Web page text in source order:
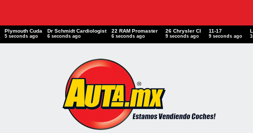
Plymouth Cuda
7 seconds ago
Dr Schmidt Cardiologist
8 seconds ago
22 RAM Promaster
8 seconds ago
26 Chrysler CI
11 seconds ago
11-17
11 seconds ago